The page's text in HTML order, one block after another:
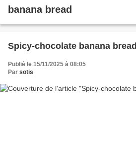
banana bread
Spicy-chocolate banana bread
Publié le 15/11/2025 à 08:05
Par sotis